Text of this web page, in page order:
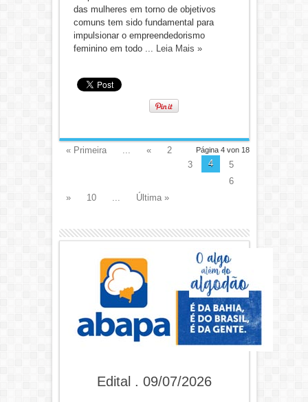
das mulheres em torno de objetivos
comuns tem sido fundamental para
impulsionar o empreendedorismo
feminino em todo ... Leia Mais »
Página 4 von 18
« Primeira ... «
2
3
4
5
6
»
10 ... Última »
Edital . 09/07/2026